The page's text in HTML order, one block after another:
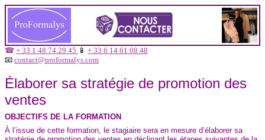
☎ + 33 1 48 74 29 45 📱 + 33 6 14 61 08 48
📧 contact@proformalys.com
Élaborer sa stratégie de promotion des
ventes
OBJECTIFS DE LA FORMATION
À l’issue de cette formation, le stagiaire sera en mesure d’élaborer sa